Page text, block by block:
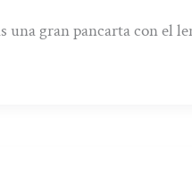
una gran pancarta con el